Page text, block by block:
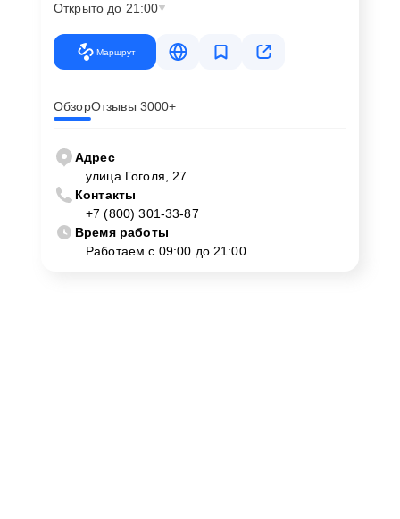
Открыто до 21:00
Маршрут
ОбзорОтзывы 3000+
Адрес
улица Гоголя, 27
Контакты
+7 (800) 301-33-87
Время работы
Работаем с 09:00 до 21:00